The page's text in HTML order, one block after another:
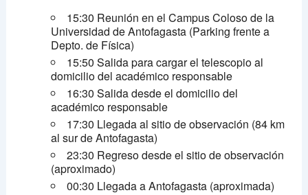
15:30 Reunión en el Campus Coloso de la
Universidad de Antofagasta (Parking frente a
Depto. de Física)
15:50 Salida para cargar el telescopio al
domicilio del académico responsable
16:30 Salida desde el domicilio del
académico responsable
17:30 Llegada al sitio de observación (84 km
al sur de Antofagasta)
23:30 Regreso desde el sitio de observación
(aproximado)
00:30 Llegada a Antofagasta (aproximada)